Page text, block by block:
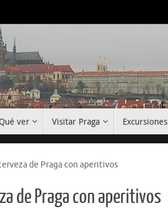
Qué ver Visitar Praga Excursiones
de Praga con aperitivos
de Praga con aperitivos